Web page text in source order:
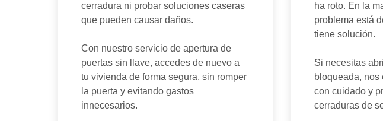
cerradura ni probar soluciones caseras
que pueden causar daños.
Con nuestro servicio de apertura de
puertas sin llave, accedes de nuevo a
tu vivienda de forma segura, sin romper
la puerta y evitando gastos
innecesarios.
ha roto. En la
problema está
tiene solución.
Si necesitas
bloqueada, nos
con cuidado y
cerraduras de